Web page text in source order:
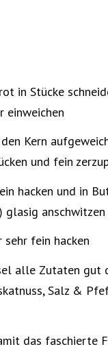
in Stücke
einweichen
Kern
und fein
hacken und in
glasig anschwitzen
fein hacken
alle Zutaten gut
Salz &
das faschierte